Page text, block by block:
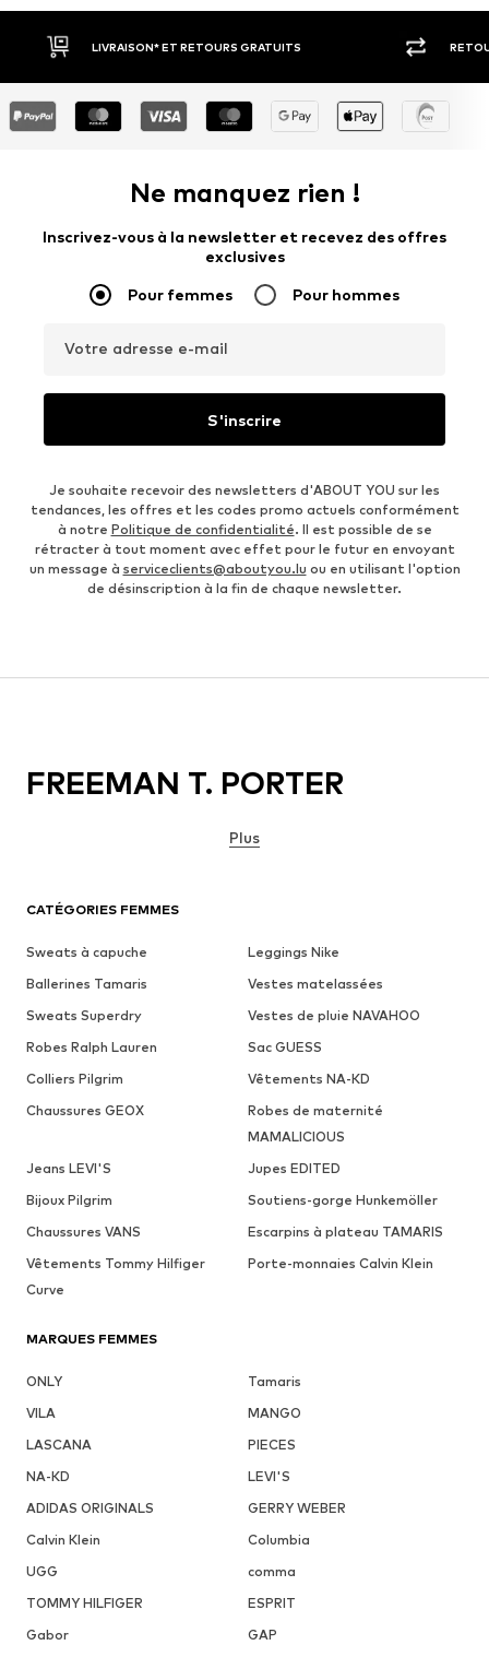
RETOUR SOUS 30 JOURS
Ne manquez rien !
Inscrivez-vous à la newsletter et recevez des offres
exclusives
Pour femmes Pour hommes
Votre adresse e-mail
S'inscrire
Je souhaite recevoir des newsletters d'ABOUT YOU sur les
tendances, les offres et les codes promo actuels conformément
à notre Politique de confidentialité. Il est possible de se
rétracter à tout moment avec effet pour le futur en envoyant
un message à serviceclients@aboutyou.lu ou en utilisant l'option
de désinscription à la fin de chaque newsletter.
CATÉGORIES FEMMES
Sweats à capuche
Leggings Nike
Ballerines Tamaris
Vestes matelassées
Sweats Superdry
Vestes de pluie NAVAHOO
Robes Ralph Lauren
Sac GUESS
Colliers Pilgrim
Vêtements NA-KD
Chaussures GEOX
Robes de maternité
MAMALICIOUS
Jeans LEVI'S
Jupes EDITED
Bijoux Pilgrim
Soutiens-gorge Hunkemöller
Chaussures VANS
Escarpins à plateau TAMARIS
Vêtements Tommy Hilfiger
Curve
Porte-monnaies Calvin Klein
MARQUES FEMMES
ONLY
Tamaris
VILA
MANGO
LASCANA
PIECES
NA-KD
LEVI'S
ADIDAS ORIGINALS
GERRY WEBER
Calvin Klein
Columbia
UGG
comma
TOMMY HILFIGER
ESPRIT
Gabor
GAP
FREEMAN T. PORTER
Plus